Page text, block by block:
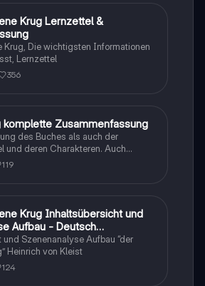
Krug Lernzettel &
Krug, Die wichtigsten Informationen
Lernzettel
356
komplette Zusammenfassung
des Buches als auch der
und deren Charakteren. Auch
ohne KI erstellt
119
Krug Inhaltsübersicht und
Aufbau - Deutsch
Szenenanalyse Aufbau “der
Heinrich von Kleist
124